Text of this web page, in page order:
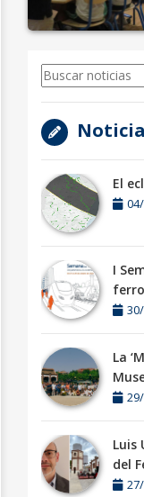
El
I
La
Luis
del